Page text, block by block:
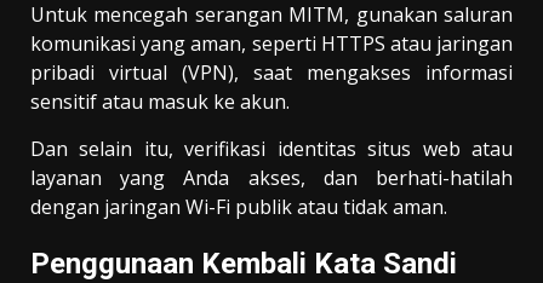
Untuk mencegah serangan MITM, gunakan saluran
komunikasi yang aman, seperti HTTPS atau jaringan
pribadi virtual (VPN), saat mengakses informasi
sensitif atau masuk ke akun.
Dan selain itu, verifikasi identitas situs web atau
layanan yang Anda akses, dan berhati-hatilah
dengan jaringan Wi-Fi publik atau tidak aman.
Penggunaan Kembali Kata Sandi